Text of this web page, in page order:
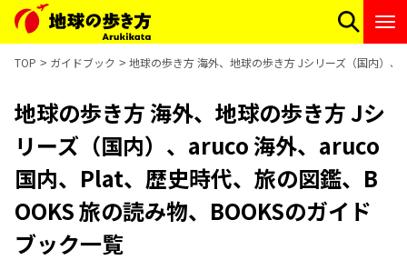
TOP ガイドブック 地球の歩き方 海外、地球の歩き方 Jシリーズ（国内）
地球の歩き方 海外、地球の歩き方 Jシ
リーズ（国内）、aruco 海外、aruco
国内、Plat、歴史時代、旅の図鑑、B
OOKS 旅の読み物、BOOKSのガイド
ブック一覧